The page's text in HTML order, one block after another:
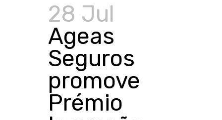
28 Jul
Ageas
Seguros
promove
Prémio